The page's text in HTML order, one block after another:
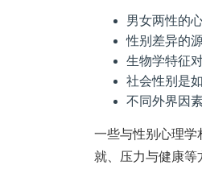
男女两性的
性别差异的
生物学特征
社会性别是
不同外界因
一些与性别心理学
就、压力与健康等